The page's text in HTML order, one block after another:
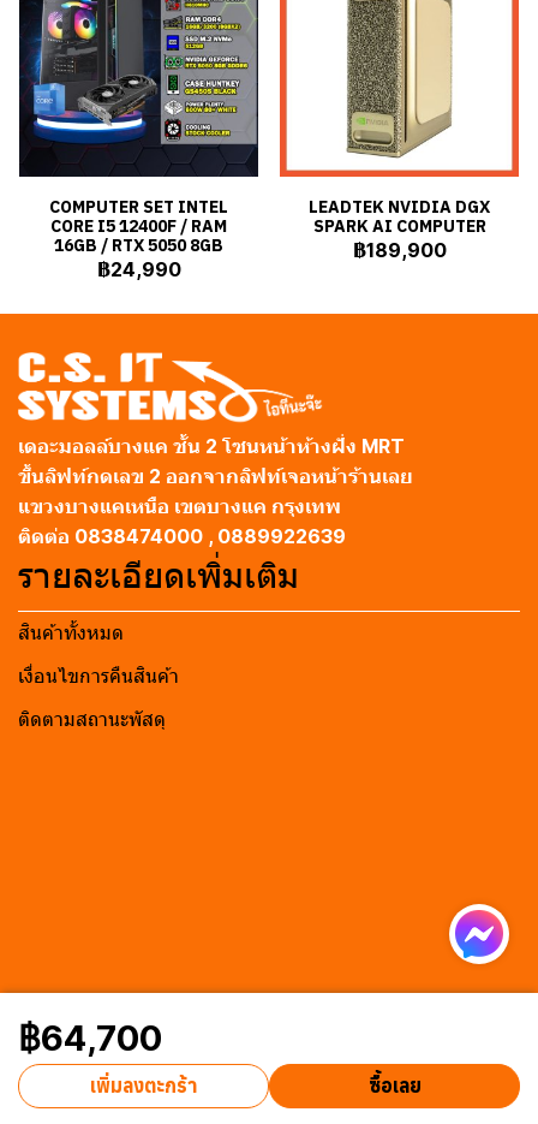
COMPUTER SET INTEL
CORE I5 12400F / RAM
16GB / RTX 5050 8GB
฿24,990
LEADTEK NVIDIA DGX
SPARK AI COMPUTER
฿189,900
฿64,700
เพิ่มลงตะกร้า ซื้อเลย
เดอะมอลล์บางแค ชั้น 2 โซนหน้าห้างฝั่ง MRT
ขึ้นลิฟท์กดเลข 2 ออกจากลิฟท์เจอหน้าร้านเลย
แขวงบางแคเหนือ เขตบางแค กรุงเทพ
ติดต่อ 0838474000 , 0889922639
รายละเอียดเพิ่มเติม
สินค้าทั้งหมด
เงื่อนไขการคืนสินค้า
ติดตามสถานะพัสดุ
Powered By MakeWebEasy